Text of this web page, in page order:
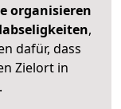
organisieren
,
dafür, dass
Zielort in